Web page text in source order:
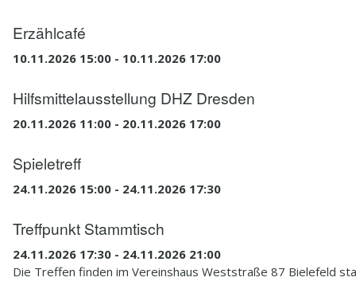
Erzählcafé
10.11.2026 15:00 - 10.11.2026 17:00
Hilfsmittelausstellung DHZ Dresden
20.11.2026 11:00 - 20.11.2026 17:00
Spieletreff
24.11.2026 15:00 - 24.11.2026 17:30
Treffpunkt Stammtisch
24.11.2026 17:30 - 24.11.2026 21:00
Die Treffen finden im Vereinshaus Weststraße 87 Bielefeld